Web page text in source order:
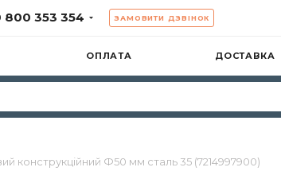
800 353 354 ЗАМОВИТИ ДЗВІНОК
ОПЛАТА ДОСТАВКА
конструкційний Ф50 мм сталь 35 (7214997900)